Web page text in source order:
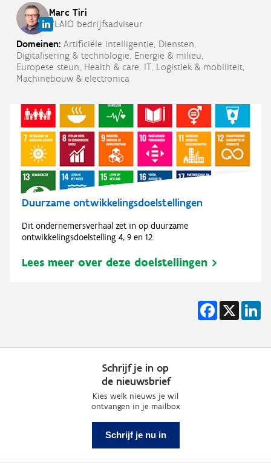
Marc Tiri
VLAIO bedrijfsadviseur
Domeinen: Artificiële intelligentie, Diensten,
Digitalisering & technologie, Energie & milieu,
Europese steun, Health & care, IT, Logistiek & mobiliteit,
Machinebouw & electronica
Duurzame ontwikkelingsdoelstellingen
Dit ondernemersverhaal zet in op duurzame
ontwikkelingsdoelstelling 4, 9 en 12.
Lees meer over deze doelstellingen
Facebook
X
Schrijf je in op
de nieuwsbrief
Kies welk nieuws je wil
ontvangen in je mailbox
Schrijf je nu in